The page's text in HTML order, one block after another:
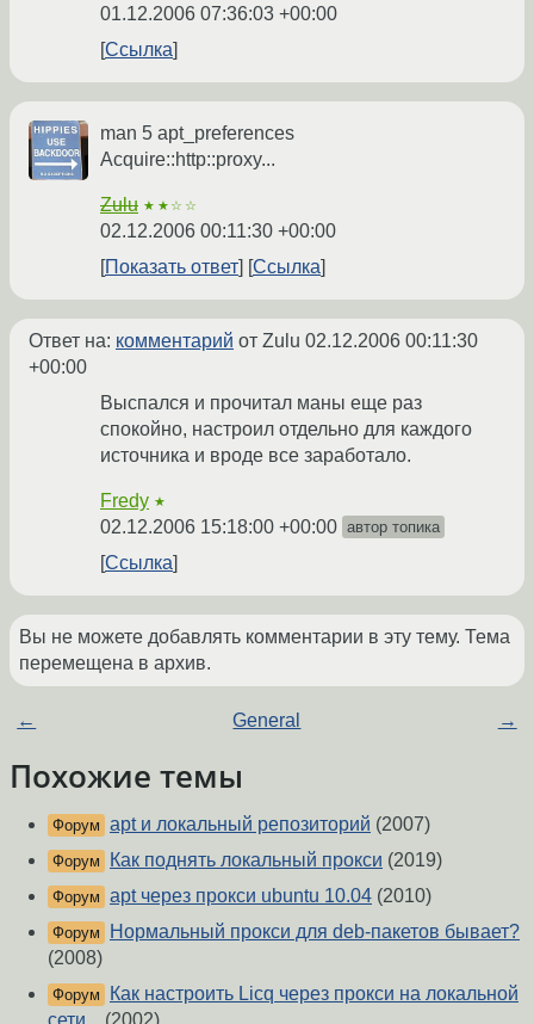
01.12.2006 07:36:03 +00:00
Ссылка
man 5 apt_preferences
Acquire::http::proxy...
Zulu ★★☆☆
02.12.2006 00:11:30 +00:00
Показать ответ
Ссылка
Ответ на: комментарий от Zulu 02.12.2006 00:11:30
+00:00
Выспался и прочитал маны еще раз
спокойно, настроил отдельно для каждого
источника и вроде все заработало.
Fredy ★
02.12.2006 15:18:00 +00:00 автор топика
Ссылка
Вы не можете добавлять комментарии в эту тему. Тема
перемещена в архив.
← General →
Похожие темы
Форум apt и локальный репозиторий (2007)
Форум Как поднять локальный прокси (2019)
Форум apt через прокси ubuntu 10.04 (2010)
Форум
Нормальный прокси для deb-пакетов бывает?
(2008)
Форум
Как настроить Licq через прокси на локальной
сети...
(2002)